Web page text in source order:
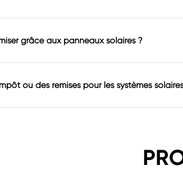
grâce aux panneaux solaires ?
ou des remises pour les systèmes